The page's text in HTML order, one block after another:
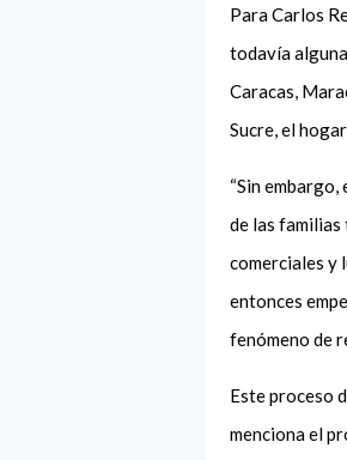
Para Carlos
todavía
Caracas,
Sucre, el
“Sin
de las familias
comerciales y
entonces
fenómeno de
Este proceso
menciona el